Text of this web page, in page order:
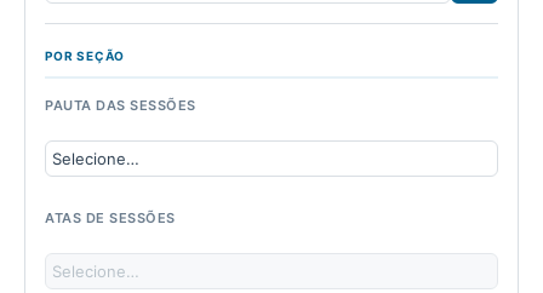
POR SEÇÃO
PAUTA DAS SESSÕES
ATAS DE SESSÕES